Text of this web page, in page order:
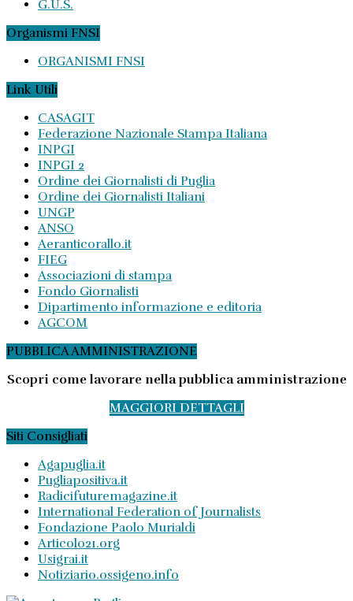
G.U.S.
Organismi FNSI
ORGANISMI FNSI
Link Utili
CASAGIT
Federazione Nazionale Stampa Italiana
INPGI
INPGI 2
Ordine dei Giornalisti di Puglia
Ordine dei Giornalisti Italiani
UNGP
ANSO
Aeranticorallo.it
FIEG
Associazioni di stampa
Fondo Giornalisti
Dipartimento informazione e editoria
AGCOM
PUBBLICA AMMINISTRAZIONE
Scopri come lavorare nella pubblica amministrazione
MAGGIORI DETTAGLI
Siti Consigliati
Agapuglia.it
Pugliapositiva.it
Radicifuturemagazine.it
International Federation of Journalists
Fondazione Paolo Murialdi
Articolo21.org
Usigrai.it
Notiziario.ossigeno.info